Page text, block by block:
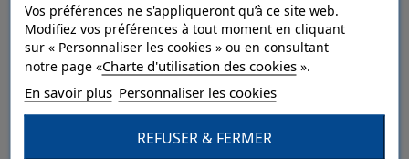
Pose Collage sur le mur.
Style Floral.
Qualité Vinyle sur intissé.
Vos préférences ne s'appliqueront qu’à ce site web.
Modifiez vos préférences à tout moment en cliquant
sur « Personnaliser les cookies » ou en consultant
notre page «Charte d'utilisation des cookies».
En savoir plus Personnaliser les cookies
REFUSER & FERMER